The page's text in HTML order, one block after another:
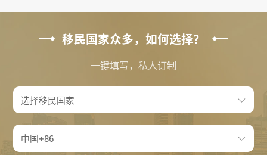
移民国家众多，如何选择？
一键填写，私人订制